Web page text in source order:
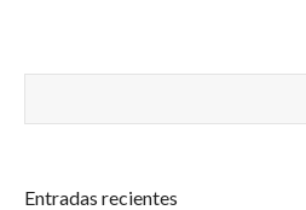
Entradas recientes